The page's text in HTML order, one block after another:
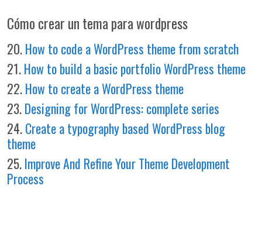
Cómo crear un tema para wordpress
20.How to code a WordPress theme from scratch
21.How to build a basic portfolio WordPress theme
22.How to create a WordPress theme
23.Designing for WordPress: complete series
24.Create a typography based WordPress blog
theme
25.Improve And Refine Your Theme Development
Process